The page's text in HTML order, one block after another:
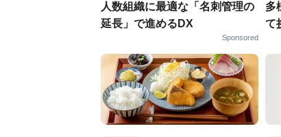
人数組織に最適な「名刺管理の
延長」で進めるDX
Sponsored
多
て